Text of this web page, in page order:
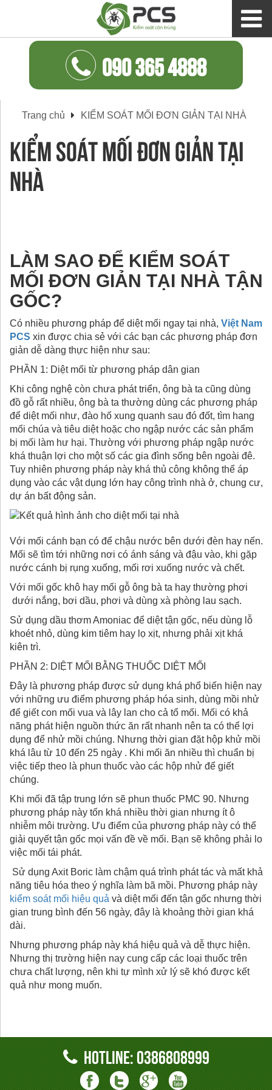
090 365 4888
Trang chủ KIỂM SOÁT MỐI ĐƠN GIẢN TẠI NHÀ
KIỂM SOÁT MỐI ĐƠN GIẢN TẠI
NHÀ
LÀM SAO ĐỂ KIỂM SOÁT
MỐI ĐƠN GIẢN TẠI NHÀ TẬN
GỐC?
Có nhiều phương pháp để diệt mối ngay tại nhà, Việt Nam
PCS xin được chia sẻ với các bạn các phương pháp đơn
giản dễ dàng thực hiện như sau:
PHẦN 1: Diệt mối từ phương pháp dân gian
Khi công nghệ còn chưa phát triển, ông bà ta cũng dùng
đồ gỗ rất nhiều, ông bà ta thường dùng các phương pháp
để diệt mối như, đào hố xung quanh sau đó đốt, tìm hang
mối chúa và tiêu diệt hoặc cho ngập nước các sản phẩm
bị mối làm hư hại. Thường với phương pháp ngập nước
khá thuận lợi cho một số các gia đình sống bên ngoài đê.
Tuy nhiên phương pháp này khá thủ công không thể áp
dụng vào các vật dụng lớn hay công trình nhà ở, chung cư,
dự án bất động sản.
Với mối cánh bạn có để chậu nước bên dưới đèn hay nến.
Mối sẽ tìm tới những nơi có ánh sáng và đậu vào, khi gặp
nước cánh bị rụng xuống, mối rơi xuống nước và chết.
Với mối gốc khô hay mối gỗ ông bà ta hay thường phơi
dưới nắng, bơi dầu, phơi và dùng xà phòng lau sạch.
Sử dụng dầu thơm Amoniac để diệt tận gốc, nếu dùng lỗ
khoét nhỏ, dùng kim tiêm hay lọ xịt, nhưng phải xịt khá
kiên trì.
PHẦN 2: DIỆT MỐI BẰNG THUỐC DIỆT MỐI
Đây là phương pháp được sử dụng khá phổ biến hiện nay
với những ưu điểm phương pháp hóa sinh, dùng mồi nhử
để giết con mối vua và lây lan cho cả tổ mối. Mối có khả
năng phát hiện nguồn thức ăn rất nhanh nên ta có thể lợi
dụng để nhử mồi chúng. Nhưng thời gian đặt hộp khử mồi
khá lâu từ 10 đến 25 ngày . Khi mối ăn nhiều thì chuẩn bị
việc tiếp theo là phun thuốc vào các hộp nhử để giết
chúng.
Khi mối đã tập trung lớn sẽ phun thuốc PMC 90. Nhưng
phương pháp này tốn khá nhiều thời gian nhưng ít ô
nhiễm môi trường. Ưu điểm của phương pháp này có thể
giải quyết tận gốc mọi vấn đề về mối. Bạn sẽ không phải lo
việc mối tái phát.
Sử dụng Axit Boric làm chậm quá trình phát tác và mất khả
năng tiêu hóa theo ý nghĩa làm bã mồi. Phương pháp này
kiểm soát mối hiệu quả và diệt mối đến tận gốc nhưng thời
gian trung bình đến 56 ngày, đây là khoảng thời gian khá
dài.
Nhưng phương pháp này khá hiệu quả và dễ thực hiện.
Nhưng thị trường hiện nay cung cấp các loại thuốc trên
chưa chất lượng, nên khi tự mình xử lý sẽ khó được kết
quả như mong muốn.
hotline: 0386808999